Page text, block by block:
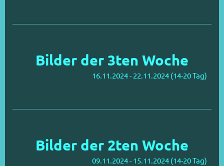
Bilder der 3ten Woche
16.11.2024 - 22.11.2024 (14-20 Tag)
Bilder der 2ten Woche
09.11.2024 - 15.11.2024 (14-20 Tag)